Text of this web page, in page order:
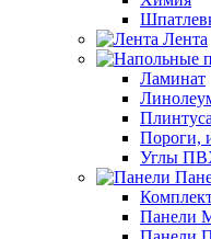
Лента
Ламинат
Пороги,
Углы
Панели